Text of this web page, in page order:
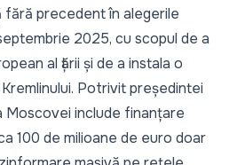
fără precedent în alegerile
2025, cu scopul de a
al țării și de a instala o
Potrivit președintei
Moscovei include finanțare
100 de milioane de euro doar